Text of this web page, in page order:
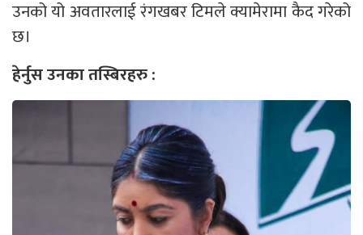
उनको यो अवतारलाई रंगखबर टिमले क्यामेरामा कैद गरेको
छ।
हेर्नुस उनका तस्बिरहरु :